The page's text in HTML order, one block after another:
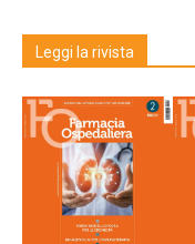
Leggi la rivista